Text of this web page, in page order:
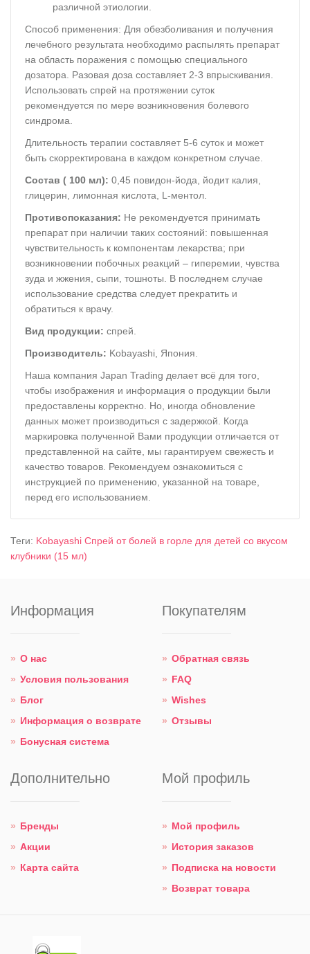
различной этиологии.
Способ применения: Для обезболивания и получения
лечебного результата необходимо распылять препарат
на область поражения с помощью специального
дозатора. Разовая доза составляет 2-3 впрыскивания.
Использовать спрей на протяжении суток
рекомендуется по мере возникновения болевого
синдрома.
Длительность терапии составляет 5-6 суток и может
быть скорректирована в каждом конкретном случае.
Состав ( 100 мл): 0,45 повидон-йода, йодит калия,
глицерин, лимонная кислота, L-ментол.
Противопоказания: Не рекомендуется принимать
препарат при наличии таких состояний: повышенная
чувствительность к компонентам лекарства; при
возникновении побочных реакций – гиперемии, чувства
зуда и жжения, сыпи, тошноты. В последнем случае
использование средства следует прекратить и
обратиться к врачу.
Вид продукции: спрей.
Производитель: Kobayashi, Япония.
Наша компания Јараn Trading делает всё для того,
чтобы изображения и информация о продукции были
предоставлены корректно. Но, иногда обновление
данных может производиться с задержкой. Когда
маркировка полученной Вами продукции отличается от
представленной на сайте, мы гарантируем свежесть и
качество товаров. Рекомендуем ознакомиться с
инструкцией по применению, указанной на товаре,
перед его использованием.
Теги: Kobayashi Спрей от болей в горле для детей со вкусом
клубники (15 мл)
Информация
О нас
Условия пользования
Блог
Информация о возврате
Бонусная система
Покупателям
Обратная связь
FAQ
Wishes
Отзывы
Дополнительно
Бренды
Акции
Карта сайта
Мой профиль
Мой профиль
История заказов
Подписка на новости
Возврат товара